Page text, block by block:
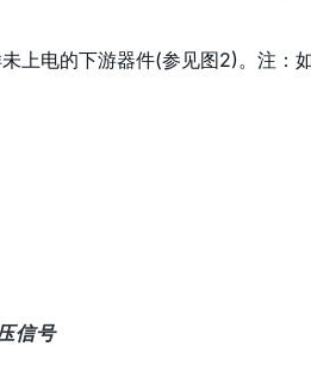
上电的下游器件(参见图2)。注：
信号